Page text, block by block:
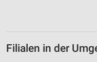
Filialen in der